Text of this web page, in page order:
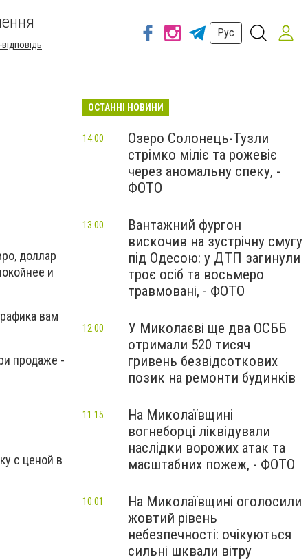
Рус
доллар
и
вам
продаже -
с ценой в
ОСТАННІ НОВИНИ
Озеро Солонець-Тузли
стрімко міліє та рожевіє
через аномальну спеку, -
ФОТО
14:00
Вантажний фургон
вискочив на зустрічну смугу
під Одесою: у ДТП загинули
троє осіб та восьмеро
травмовані, - ФОТО
13:00
У Миколаєві ще два ОСББ
отримали 520 тисяч
гривень безвідсоткових
позик на ремонти будинків
12:00
На Миколаївщині
вогнеборці ліквідували
наслідки ворожих атак та
масштабних пожеж, - ФОТО
11:15
На Миколаївщині оголосили
жовтий рівень
небезпечності: очікуються
сильні шквали вітру
10:01